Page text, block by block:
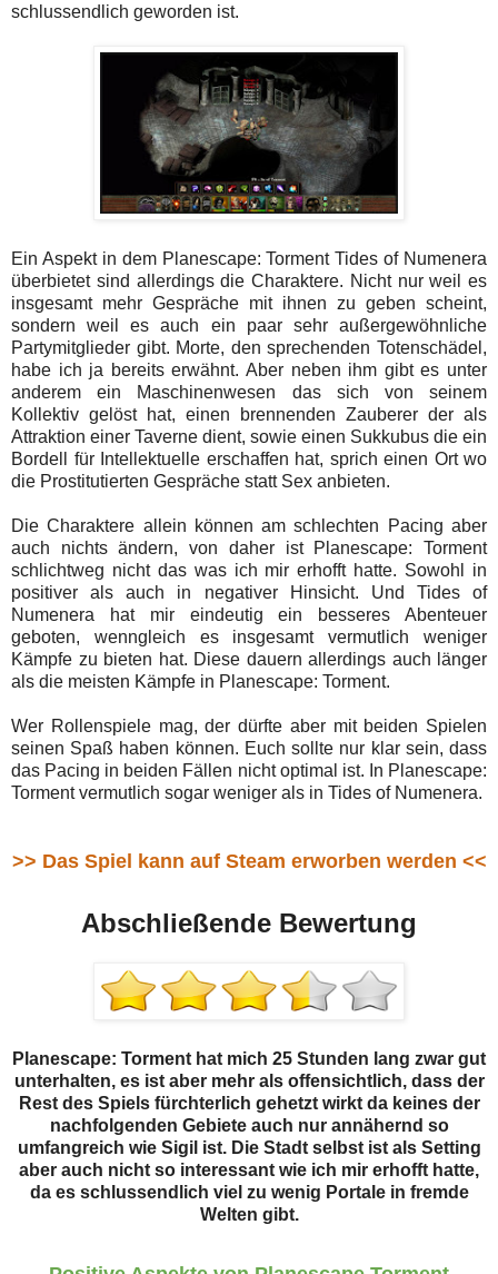
schlussendlich geworden ist.
Ein Aspekt in dem Planescape: Torment Tides of Numenera
überbietet sind allerdings die Charaktere. Nicht nur weil es
insgesamt mehr Gespräche mit ihnen zu geben scheint,
sondern weil es auch ein paar sehr außergewöhnliche
Partymitglieder gibt. Morte, den sprechenden Totenschädel,
habe ich ja bereits erwähnt. Aber neben ihm gibt es unter
anderem ein Maschinenwesen das sich von seinem
Kollektiv gelöst hat, einen brennenden Zauberer der als
Attraktion einer Taverne dient, sowie einen Sukkubus die ein
Bordell für Intellektuelle erschaffen hat, sprich einen Ort wo
die Prostitutierten Gespräche statt Sex anbieten.
Die Charaktere allein können am schlechten Pacing aber
auch nichts ändern, von daher ist Planescape: Torment
schlichtweg nicht das was ich mir erhofft hatte. Sowohl in
positiver als auch in negativer Hinsicht. Und Tides of
Numenera hat mir eindeutig ein besseres Abenteuer
geboten, wenngleich es insgesamt vermutlich weniger
Kämpfe zu bieten hat. Diese dauern allerdings auch länger
als die meisten Kämpfe in Planescape: Torment.
Wer Rollenspiele mag, der dürfte aber mit beiden Spielen
seinen Spaß haben können. Euch sollte nur klar sein, dass
das Pacing in beiden Fällen nicht optimal ist. In Planescape:
Torment vermutlich sogar weniger als in Tides of Numenera.
>> Das Spiel kann auf Steam erworben werden <<
Abschließende Bewertung
Planescape: Torment hat mich 25 Stunden lang zwar gut
unterhalten, es ist aber mehr als offensichtlich, dass der
Rest des Spiels fürchterlich gehetzt wirkt da keines der
nachfolgenden Gebiete auch nur annähernd so
umfangreich wie Sigil ist. Die Stadt selbst ist als Setting
aber auch nicht so interessant wie ich mir erhofft hatte,
da es schlussendlich viel zu wenig Portale in fremde
Welten gibt.